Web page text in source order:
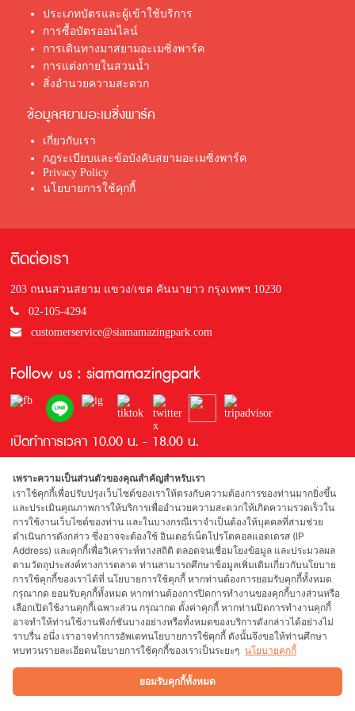
ประเภทบัตรและผู้เข้าใช้บริการ
การซื้อบัตรออนไลน์
การเดินทางมาสยามอะเมซิ่งพาร์ค
การแต่งกายในสวนน้ำ
สิ่งอำนวยความสะดวก
ข้อมูลสยามอะเมซิ่งพาร์ค
เกี่ยวกับเรา
กฎระเบียบและข้อบังคับสยามอะเมซิ่งพาร์ค
Privacy Policy
นโยบายการใช้คุกกี้
ติดต่อเรา
203 ถนนสวนสยาม แขวง/เขต คันนายาว กรุงเทพฯ 10230
02-105-4294
customerservice@siamamazingpark.com
Follow us : siamamazingpark
เปิดทำการเวลา 10.00 น. - 18.00 น.
รางวัลที่ได้รับ
ผู้สนับสนุน
เพราะความเป็นส่วนตัวของคุณสำคัญสำหรับเรา
เราใช้คุกกี้เพื่อปรับปรุงเว็บไซต์ของเราให้ตรงกับความต้องการของท่านมากยิ่งขึ้น
และประเมินคุณภาพการให้บริการเพื่ออำนวยความสะดวกให้เกิดความรวดเร็วใน
การใช้งานเว็บไซต์ของท่าน และในบางกรณีเราจำเป็นต้องให้บุคคลที่สามช่วย
ดำเนินการดังกล่าว ซึ่งอาจจะต้องใช้ อินเตอร์เน็ตโปรโตคอลแอดเดรส (IP
Address) และคุกกี้เพื่อวิเคราะห์ทางสถิติ ตลอดจนเชื่อมโยงข้อมูล และประมวลผล
ตามวัตถุประสงค์ทางการตลาด ท่านสามารถศึกษาข้อมูลเพิ่มเติมเกี่ยวกับนโยบาย
การใช้คุกกี้ของเราได้ที่ นโยบายการใช้คุกกี้ หากท่านต้องการยอมรับคุกกี้ทั้งหมด
กรุณากด ยอมรับคุกกี้ทั้งหมด หากท่านต้องการปิดการทำงานของคุกกี้บางส่วนหรือ
เลือกเปิดใช้งานคุกกี้เฉพาะส่วน กรุณากด ตั้งค่าคุกกี้ หากท่านปิดการทำงานคุกกี้
อาจทำให้ท่านใช้งานฟังก์ชันบางอย่างหรือทั้งหมดของบริการดังกล่าวได้อย่างไม่
ราบรื่น อนึ่ง เราอาจทำการอัพเดทนโยบายการใช้คุกกี้ ดังนั้นจึงขอให้ท่านศึกษา
ทบทวนรายละเอียดนโยบายการใช้คุกกี้ของเราเป็นระยะๆ นโยบายคุกกี้
ยอมรับคุกกี้ทั้งหมด